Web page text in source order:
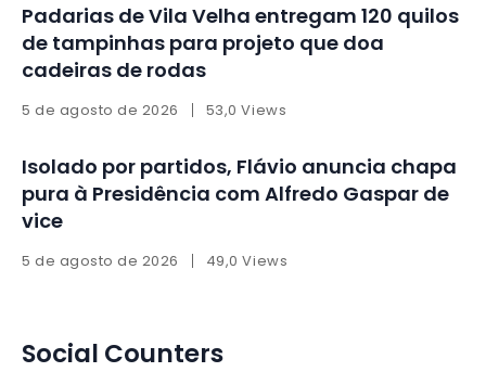
Padarias de Vila Velha entregam 120 quilos
de tampinhas para projeto que doa
cadeiras de rodas
5 de agosto de 2026 53,0 Views
Isolado por partidos, Flávio anuncia chapa
pura à Presidência com Alfredo Gaspar de
vice
5 de agosto de 2026 49,0 Views
Social Counters